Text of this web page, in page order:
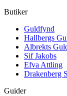
Butiker
Guldfynd
Hallbergs
Albrekts
Sif Jakobs
Efva Attling
Drakenberg
Guider